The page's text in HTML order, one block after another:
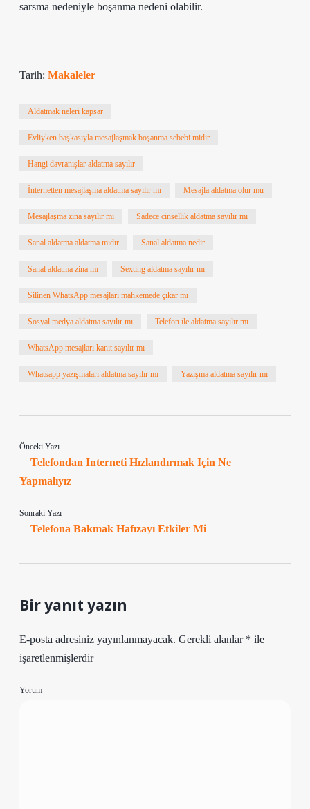
sarsma nedeniyle boşanma nedeni olabilir.
Tarih: Makaleler
Aldatmak neleri kapsar
Evliyken başkasıyla mesajlaşmak boşanma sebebi midir
Hangi davranışlar aldatma sayılır
İnternetten mesajlaşma aldatma sayılır mı Mesajla aldatma olur mu
Mesajlaşma zina sayılır mı Sadece cinsellik aldatma sayılır mı
Sanal aldatma aldatma mıdır Sanal aldatma nedir
Sanal aldatma zina mı Sexting aldatma sayılır mı
Silinen WhatsApp mesajları mahkemede çıkar mı
Sosyal medya aldatma sayılır mı Telefon ile aldatma sayılır mı
WhatsApp mesajları kanıt sayılır mı
Whatsapp yazışmaları aldatma sayılır mı Yazışma aldatma sayılır mı
Önceki Yazı
Telefondan Interneti Hızlandırmak Için Ne
Yapmalıyız
Sonraki Yazı
Telefona Bakmak Hafızayı Etkiler Mi
Bir yanıt yazın
E-posta adresiniz yayınlanmayacak. Gerekli alanlar * ile
işaretlenmişlerdir
Yorum